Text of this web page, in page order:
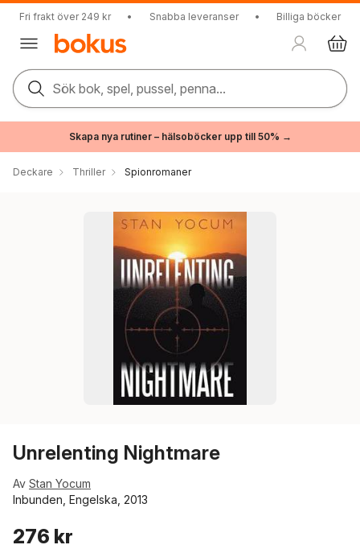
Fri frakt över 249 kr • Snabba leveranser • Billiga böcker
Sök bok, spel, pussel, penna...
Skapa nya rutiner – hälsoböcker upp till 50% →
Deckare Thriller Spionromaner
Unrelenting Nightmare
Av Stan Yocum
Inbunden, Engelska, 2013
276 kr